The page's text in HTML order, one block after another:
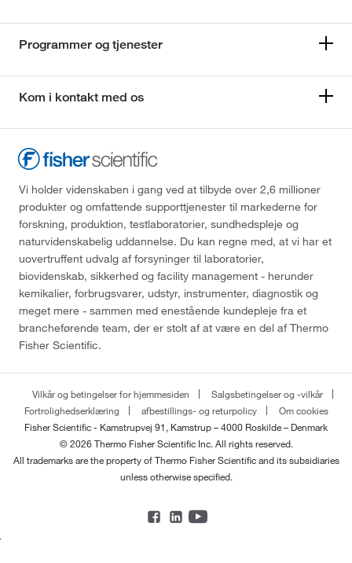
Programmer og tjenester
Kom i kontakt med os
Vi holder videnskaben i gang ved at tilbyde over 2,6 millioner
produkter og omfattende supporttjenester til markederne for
forskning, produktion, testlaboratorier, sundhedspleje og
naturvidenskabelig uddannelse. Du kan regne med, at vi har et
uovertruffent udvalg af forsyninger til laboratorier,
biovidenskab, sikkerhed og facility management - herunder
kemikalier, forbrugsvarer, udstyr, instrumenter, diagnostik og
meget mere - sammen med enestående kundepleje fra et
brancheførende team, der er stolt af at være en del af Thermo
Fisher Scientific.
Vilkår og betingelser for hjemmesiden
Salgsbetingelser og -vilkår
Fortrolighedserklæring
afbestillings- og returpolicy
Om cookies
Fisher Scientific - Kamstrupvej 91, Kamstrup – 4000 Roskilde – Denmark
© 2026 Thermo Fisher Scientific Inc. All rights reserved.
All trademarks are the property of Thermo Fisher Scientific and its subsidiaries
unless otherwise specified.